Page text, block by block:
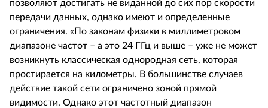
позволяют достигать не виданной до сих пор скорости
передачи данных, однако имеют и определенные
ограничения. «По законам физики в миллиметровом
диапазоне частот – а это 24 ГГц и выше – уже не может
возникнуть классическая однородная сеть, которая
простирается на километры. В большинстве случаев
действие такой сети ограничено зоной прямой
видимости. Однако этот частотный диапазон